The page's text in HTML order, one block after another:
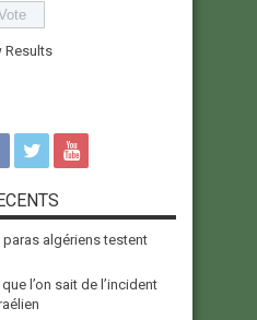
Results
paras algériens testent
que l’on sait de l’incident